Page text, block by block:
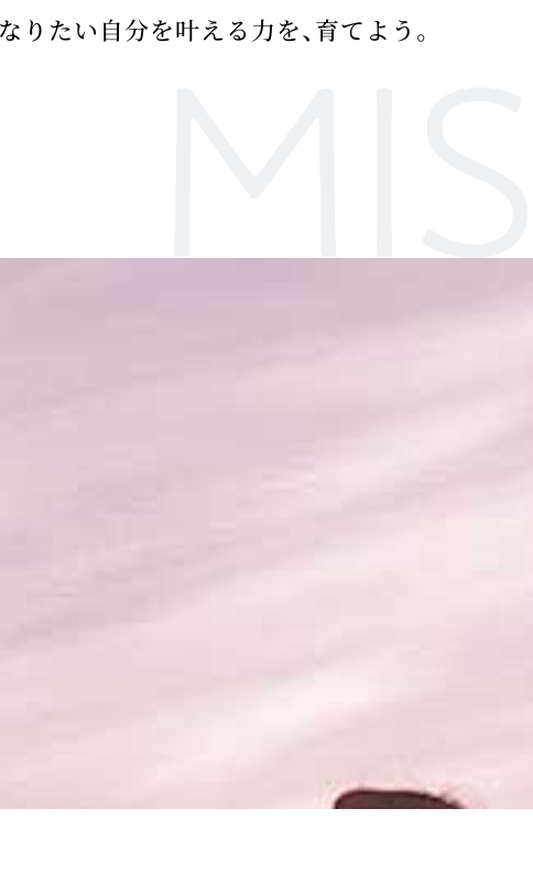
なりたい自分を叶える力を、育てよう。